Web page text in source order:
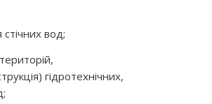
вод;
гідротехнічних,